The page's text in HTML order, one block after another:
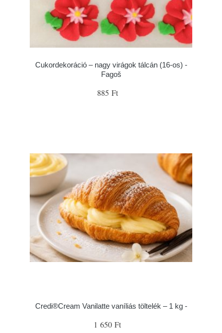
Cukordekoráció – nagy virágok tálcán (16-os) -
Fagoš
885 Ft
Credi®Cream Vanilatte vaníliás töltelék – 1 kg -
1 650 Ft